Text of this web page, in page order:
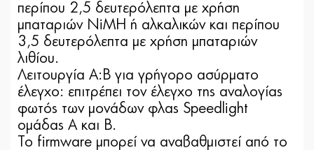
περίπου 2,5 δευτερόλεπτα με χρήση
μπαταριών NiMH ή αλκαλικών και περίπου
3,5 δευτερόλεπτα με χρήση μπαταριών
λιθίου.
Λειτουργία A:B για γρήγορο ασύρματο
έλεγχο: επιτρέπει τον έλεγχο της αναλογίας
φωτός των μονάδων φλας Speedlight
ομάδας A και B.
Το firmware μπορεί να αναβαθμιστεί από το